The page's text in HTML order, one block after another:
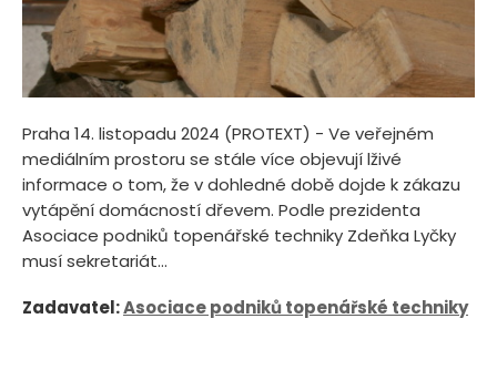
Praha 14. listopadu 2024 (PROTEXT) - Ve veřejném
mediálním prostoru se stále více objevují lživé
informace o tom, že v dohledné době dojde k zákazu
vytápění domácností dřevem. Podle prezidenta
Asociace podniků topenářské techniky Zdeňka Lyčky
musí sekretariát...
Zadavatel:Asociace podniků topenářské techniky